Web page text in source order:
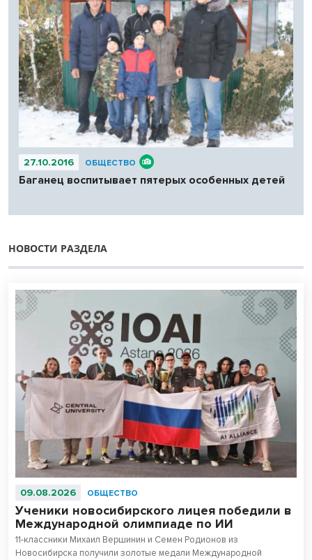
27.10.2016 ОБЩЕСТВО
Баганец воспитывает пятерых особенных детей
НОВОСТИ РАЗДЕЛА
09.08.2026 ОБЩЕСТВО
Ученики новосибирского лицея победили в
Международной олимпиаде по ИИ
11-классники Михаил Вершинин и Семен Родионов из
Новосибирска получили золотые медали Международной